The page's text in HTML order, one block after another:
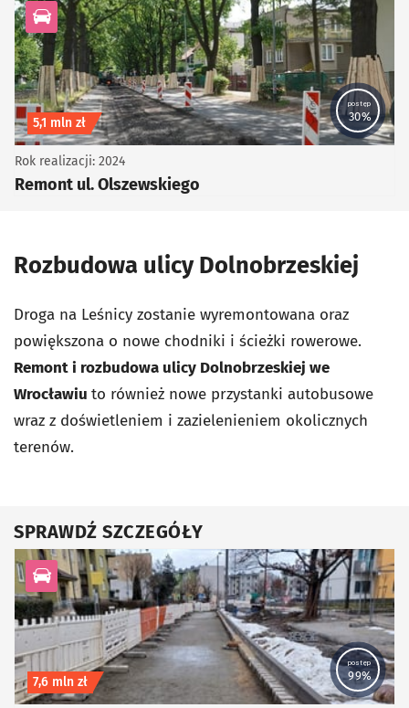
kategoria Infrastruktura drogowa
postęp
30%
Koszt inwestycji
5,1 mln zł
Remont ul. Olszewskiego
Rok realizacji: 2024
Rozbudowa ulicy Dolnobrzeskiej
Droga na Leśnicy zostanie wyremontowana oraz
powiększona o nowe chodniki i ścieżki rowerowe.
Remont i rozbudowa ulicy Dolnobrzeskiej we
Wrocławiu to również nowe przystanki autobusowe
wraz z doświetleniem i zazielenieniem okolicznych
terenów.
SPRAWDŹ SZCZEGÓŁY
kategoria Infrastruktura drogowa
postęp
99%
Koszt inwestycji
7,6 mln zł